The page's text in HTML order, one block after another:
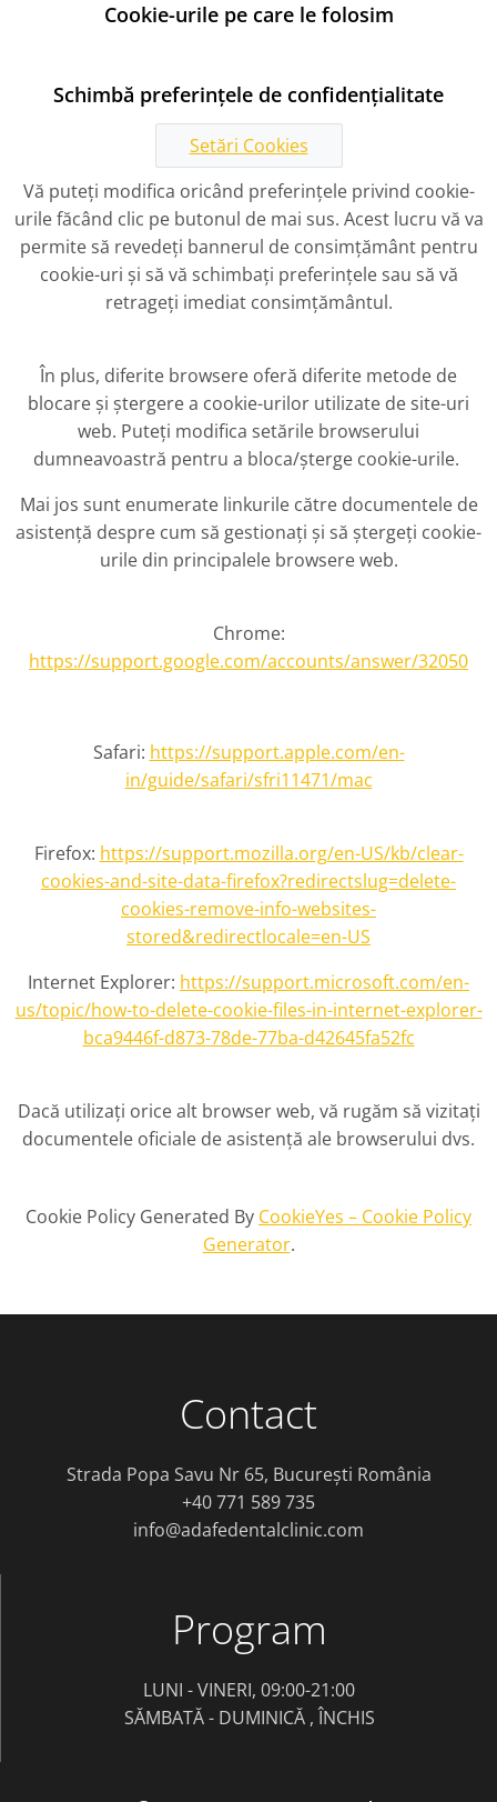
Cookie-urile pe care le folosim
Schimbă preferințele de confidențialitate
Setări Cookies
Vă puteți modifica oricând preferințele privind cookie-
urile făcând clic pe butonul de mai sus. Acest lucru vă va
permite să revedeți bannerul de consimțământ pentru
cookie-uri și să vă schimbați preferințele sau să vă
retrageți imediat consimțământul.
În plus, diferite browsere oferă diferite metode de
blocare și ștergere a cookie-urilor utilizate de site-uri
web. Puteți modifica setările browserului
dumneavoastră pentru a bloca/șterge cookie-urile.
Mai jos sunt enumerate linkurile către documentele de
asistență despre cum să gestionați și să ștergeți cookie-
urile din principalele browsere web.
Chrome:
https://support.google.com/accounts/answer/32050
Safari: https://support.apple.com/en-
in/guide/safari/sfri11471/mac
Firefox: https://support.mozilla.org/en-US/kb/clear-
cookies-and-site-data-firefox?redirectslug=delete-
cookies-remove-info-websites-
stored&redirectlocale=en-US
Internet Explorer: https://support.microsoft.com/en-
us/topic/how-to-delete-cookie-files-in-internet-explorer-
bca9446f-d873-78de-77ba-d42645fa52fc
Dacă utilizați orice alt browser web, vă rugăm să vizitați
documentele oficiale de asistență ale browserului dvs.
Cookie Policy Generated By CookieYes – Cookie Policy
Generator.
Contact
Strada Popa Savu Nr 65, București România
+40 771 589 735
info@adafedentalclinic.com
Program
LUNI - VINERI, 09:00-21:00
SĂMBATĂ - DUMINICĂ , ÎNCHIS